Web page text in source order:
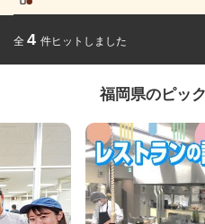
全 4 件ヒットしました
福岡県のピッ